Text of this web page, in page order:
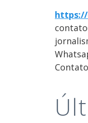
https://